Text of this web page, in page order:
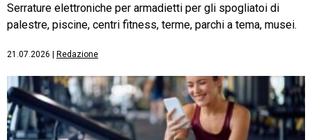
Serrature elettroniche per armadietti per gli spogliatoi di
palestre, piscine, centri fitness, terme, parchi a tema, musei.
21.07.2026 Redazione